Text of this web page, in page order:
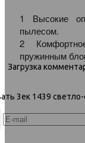
1 Высокие
пылесом.
2
пружинным
Загрузка
3ек 1439